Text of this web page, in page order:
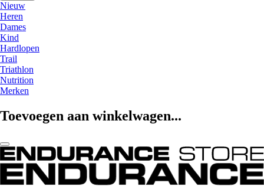
Nieuw
Heren
Dames
Kind
Hardlopen
Trail
Triathlon
Nutrition
Merken
Toevoegen aan winkelwagen...